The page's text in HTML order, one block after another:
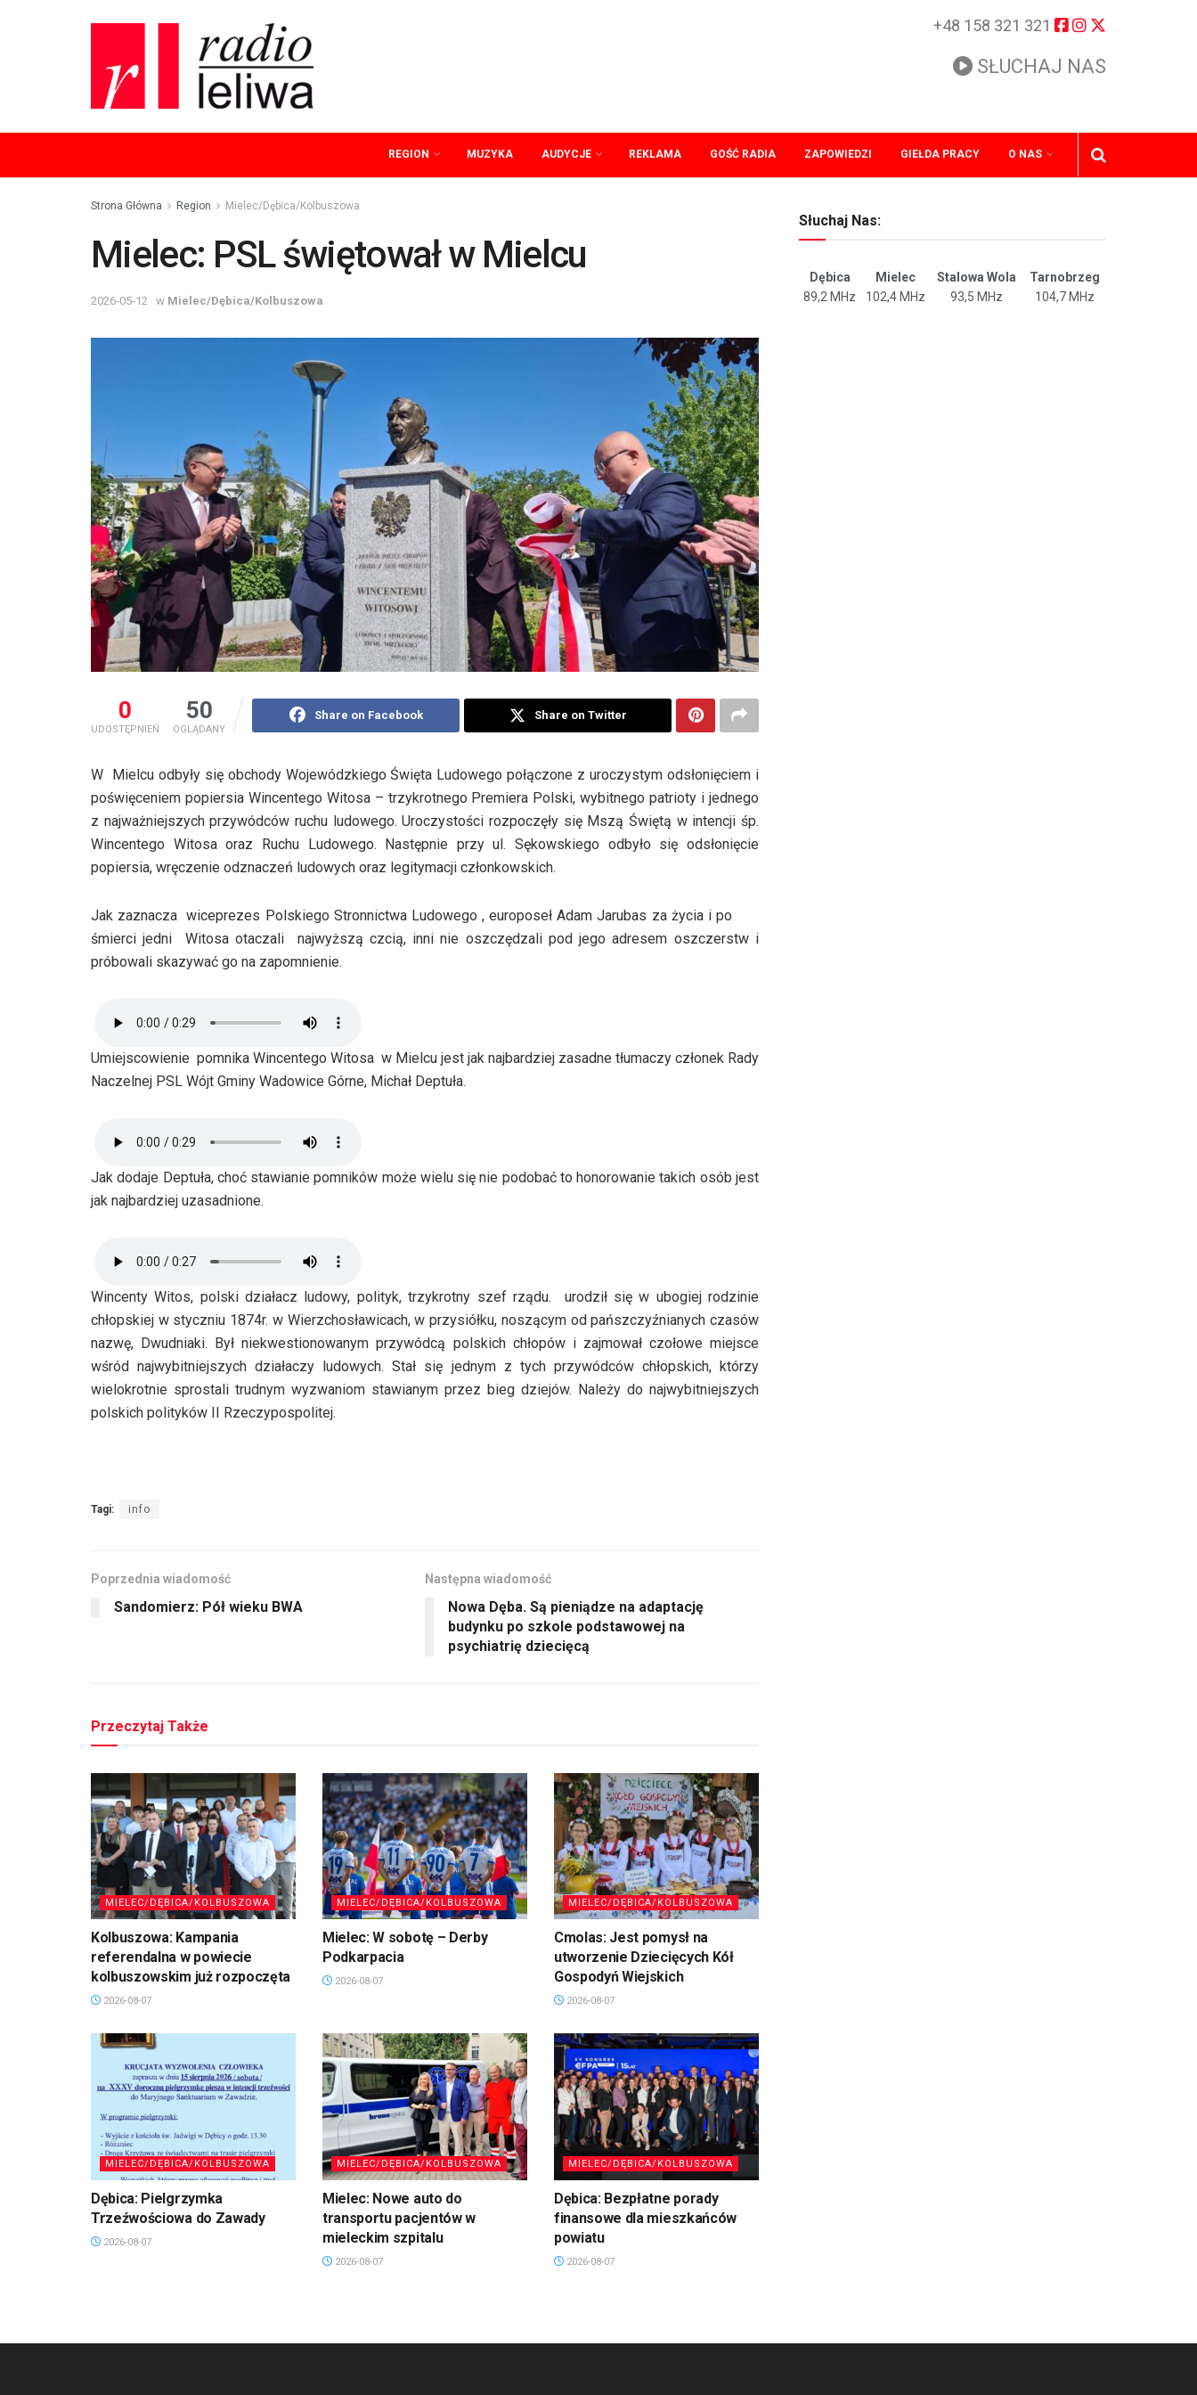
+48 158 321 321
SŁUCHAJ NAS
REGION MUZYKA AUDYCJE REKLAMA GOŚĆ RADIA ZAPOWIEDZI GIEŁDA PRACY O NAS
Strona Główna Region Mielec/Dębica/Kolbuszowa
Mielec: PSL świętował w Mielcu
2026-05-12 w Mielec/Dębica/Kolbuszowa
0
UDOSTĘPNIEŃ
50
OGLĄDANY
Share on Facebook Share on Twitter
W Mielcu odbyły się obchody Wojewódzkiego Święta Ludowego połączone z uroczystym odsłonięciem i
poświęceniem popiersia Wincentego Witosa – trzykrotnego Premiera Polski, wybitnego patrioty i jednego
z najważniejszych przywódców ruchu ludowego. Uroczystości rozpoczęły się Mszą Świętą w intencji śp.
Wincentego Witosa oraz Ruchu Ludowego. Następnie przy ul. Sękowskiego odbyło się odsłonięcie
popiersia, wręczenie odznaczeń ludowych oraz legitymacji członkowskich.
Jak zaznacza wiceprezes Polskiego Stronnictwa Ludowego , europoseł Adam Jarubas za życia i po
śmierci jedni Witosa otaczali najwyższą czcią, inni nie oszczędzali pod jego adresem oszczerstw i
próbowali skazywać go na zapomnienie.
Umiejscowienie pomnika Wincentego Witosa w Mielcu jest jak najbardziej zasadne tłumaczy członek Rady
Naczelnej PSL Wójt Gminy Wadowice Górne, Michał Deptuła.
Jak dodaje Deptuła, choć stawianie pomników może wielu się nie podobać to honorowanie takich osób jest
jak najbardziej uzasadnione.
Wincenty Witos, polski działacz ludowy, polityk, trzykrotny szef rządu. urodził się w ubogiej rodzinie
chłopskiej w styczniu 1874r. w Wierzchosławicach, w przysiółku, noszącym od pańszczyźnianych czasów
nazwę, Dwudniaki. Był niekwestionowanym przywódcą polskich chłopów i zajmował czołowe miejsce
wśród najwybitniejszych działaczy ludowych. Stał się jednym z tych przywódców chłopskich, którzy
wielokrotnie sprostali trudnym wyzwaniom stawianym przez bieg dziejów. Należy do najwybitniejszych
polskich polityków II Rzeczypospolitej.
Tagi: info
Poprzednia wiadomość
Sandomierz: Pół wieku BWA
Następna wiadomość
Nowa Dęba. Są pieniądze na adaptację
budynku po szkole podstawowej na
psychiatrię dziecięcą
Przeczytaj Także
MIELEC/DĘBICA/KOLBUSZOWA
Kolbuszowa: Kampania
referendalna w powiecie
kolbuszowskim już rozpoczęta
2026-08-07
MIELEC/DĘBICA/KOLBUSZOWA
Mielec: W sobotę – Derby
Podkarpacia
2026-08-07
MIELEC/DĘBICA/KOLBUSZOWA
Cmolas: Jest pomysł na
utworzenie Dziecięcych Kół
Gospodyń Wiejskich
2026-08-07
MIELEC/DĘBICA/KOLBUSZOWA
Dębica: Pielgrzymka
Trzeźwościowa do Zawady
2026-08-07
MIELEC/DĘBICA/KOLBUSZOWA
Mielec: Nowe auto do
transportu pacjentów w
mieleckim szpitalu
2026-08-07
MIELEC/DĘBICA/KOLBUSZOWA
Dębica: Bezpłatne porady
finansowe dla mieszkańców
powiatu
2026-08-07
Słuchaj Nas:
Dębica Mielec Stalowa Wola
Tarnobrzeg
89,2 MHz
102,4 MHz 93,5 MHz 104,7 MHz